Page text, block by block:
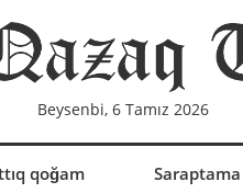
Beysenbi, 6 Tamız 2026
qoğam Saraptama